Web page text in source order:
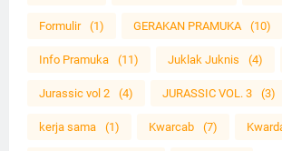
Formulir (1) GERAKAN PRAMUKA (10)
Info Pramuka (11) Juklak Juknis (4)
Jurassic vol 2 (4) JURASSIC VOL. 3 (3)
kerja sama (1) Kwarcab (7)